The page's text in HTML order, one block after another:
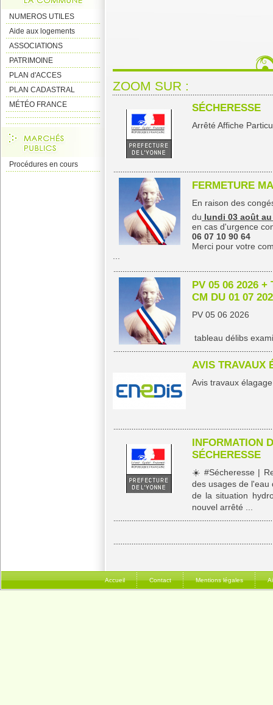
NUMEROS UTILES
Aide aux logements
ASSOCIATIONS
PATRIMOINE
PLAN d'ACCES
PLAN CADASTRAL
MÉTÉO FRANCE
Procédures en cours
ZOOM SUR :
SÉCHERESSE
Arrêté Affiche
FERMETURE
En raison des
du lundi 03 août
en cas d'urgence
06 07 10 90 64
Merci pour votre
PV 05 06 2026 +
CM DU 01 07
PV 05 06 2026
tableau délibs
AVIS TRAVAUX
Avis travaux
INFORMATION
SÉCHERESSE
☀️​ #Sécheresse |
des usages de l'eau
de la situation
nouvel arrêté ...
Accueil Contact Mentions légales